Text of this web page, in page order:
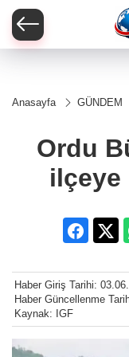
Anasayfa GÜNDEM
Ordu
ilçeye
Haber Giriş Tarihi:
Haber Güncellenme
Kaynak: IGF